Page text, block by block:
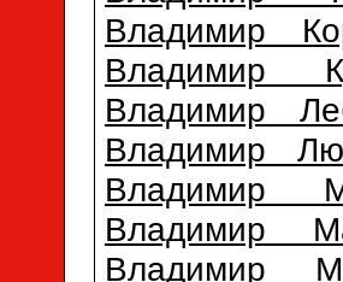
Владимир
Владимир
Владимир
Владимир
Владимир
Владимир
Владимир